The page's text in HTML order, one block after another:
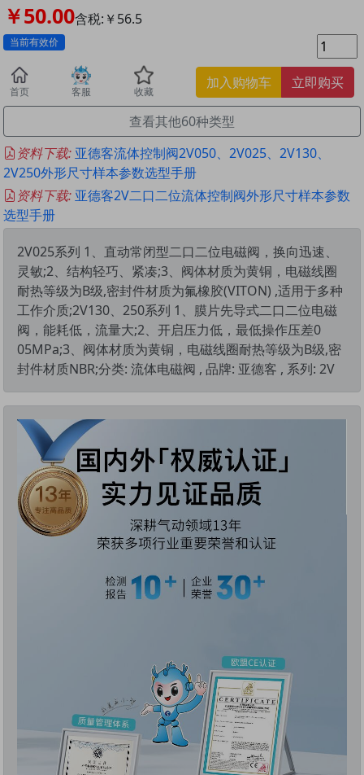
￥50.00含税:￥56.5
当前有效价
首页 客服 收藏
加入购物车 立即购买
查看其他60种类型
资料下载: 亚德客流体控制阀2V050、2V025、2V130、
2V250外形尺寸样本参数选型手册
资料下载: 亚德客2V二口二位流体控制阀外形尺寸样本参数
选型手册
2V025系列 1、直动常闭型二口二位电磁阀，换向迅速、
灵敏;2、结构轻巧、紧凑;3、阀体材质为黄铜，电磁线圈
耐热等级为B级,密封件材质为氟橡胶(VITON) ,适用于多种
工作介质;2V130、250系列 1、膜片先导式二口二位电磁
阀，能耗低，流量大;2、开启压力低，最低操作压差0
05MPa;3、阀体材质为黄铜，电磁线圈耐热等级为B级,密
封件材质NBR;分类: 流体电磁阀 , 品牌: 亚德客 , 系列: 2V